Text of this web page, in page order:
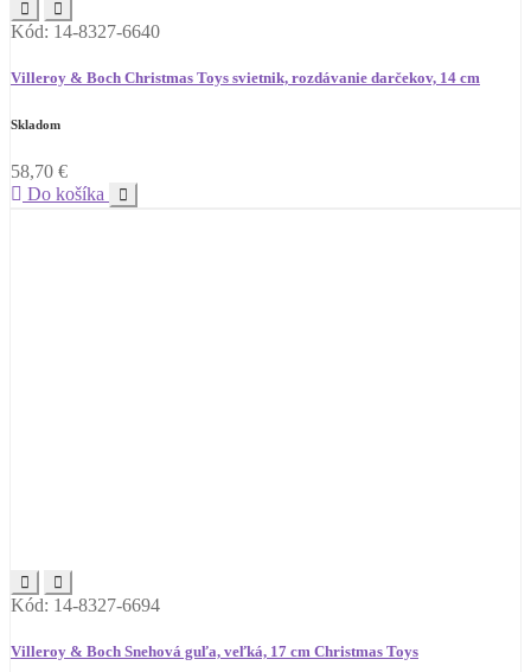
Kód: 14-8327-6640
Villeroy & Boch Christmas Toys svietnik, rozdávanie darčekov, 14 cm
Skladom
58,70 €
Do košíka
Kód: 14-8327-6694
Villeroy & Boch Snehová guľa, veľká, 17 cm Christmas Toys